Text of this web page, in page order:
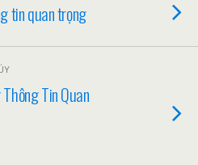
tin quan trọng
Tin Quan